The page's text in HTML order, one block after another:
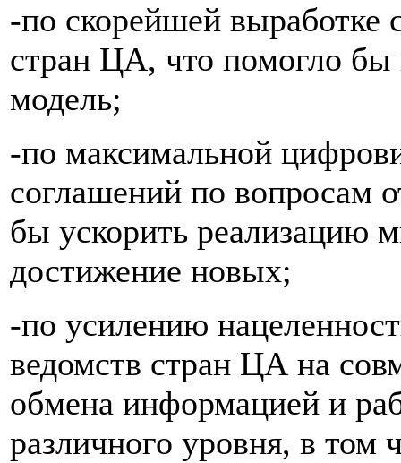
-по скорейшей выработке
стран ЦА, что помогло
модель;
-по максимальной
соглашений по вопросам
бы ускорить реализацию
достижение новых;
-по усилению
ведомств стран ЦА на
обмена информацией и
различного уровня, в том